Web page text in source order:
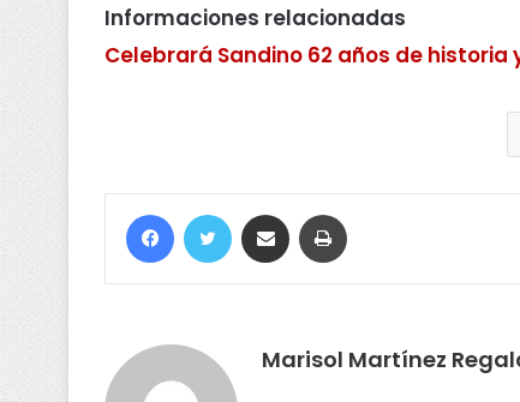
Informaciones relacionadas
Celebrará Sandino 62 años de historia
Marisol Martínez